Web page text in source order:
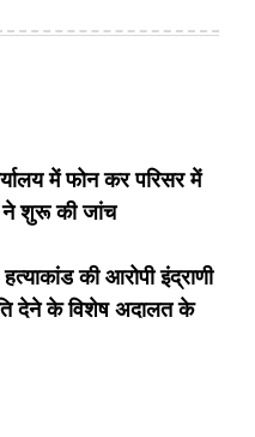
में फोन कर परिसर में
ने शुरू की जांच
की आरोपी इंद्राणी
देने के विशेष अदालत के